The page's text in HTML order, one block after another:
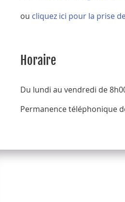
ou cliquez ici pour la prise
Horaire
Du lundi au vendredi de
Permanence téléphonique